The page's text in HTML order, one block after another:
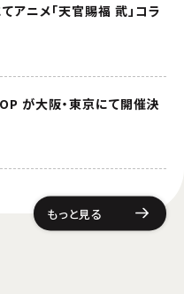
ニメ「天官賜福 貮」コラ
が大阪・東京にて開催決
もっと見る